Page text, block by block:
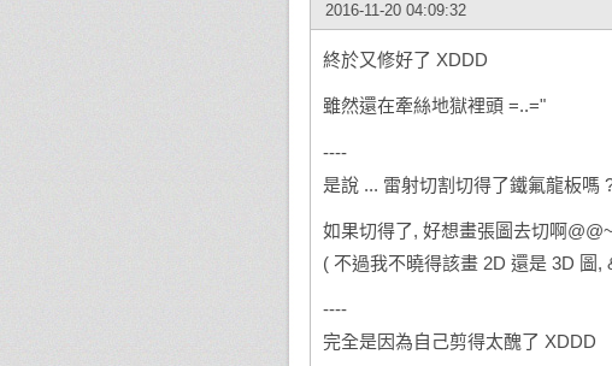
2016-11-20 04:09:32
終於又修好了 XDDD
雖然還在牽絲地獄裡頭 =..="
----
是說 ... 雷射切割切得了鐵氟龍板嗎
如果切得了, 好想畫張圖去切啊@@~
( 不過我不曉得該畫 2D 還是 3D 圖
----
完全是因為自己剪得太醜了 XDDD